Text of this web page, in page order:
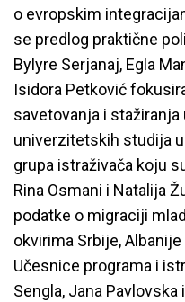
o evropskim
se predlog praktične
Bylyre Serjanaj, Egla
Isidora Petković
savetovanja i
univerzitetskih studija
grupa istraživača koju
Rina Osmani i Natalija
podatke o migraciji
okvirima Srbije,
Učesnice programa i
Sengla, Jana